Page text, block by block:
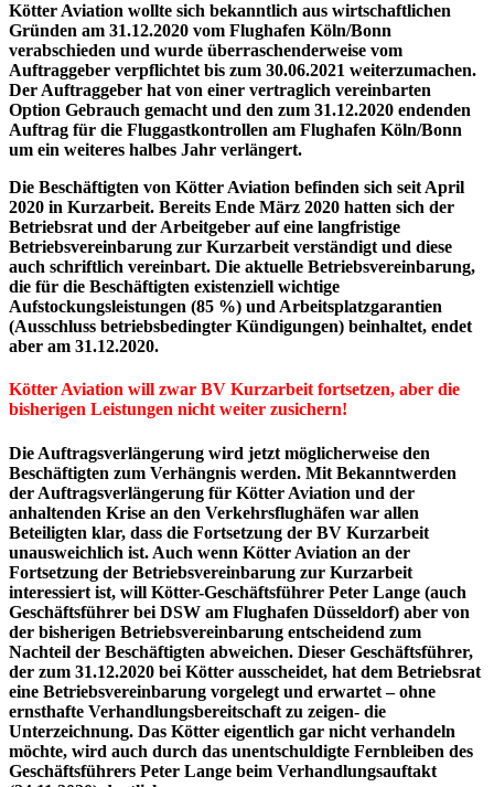
Kötter Aviation wollte sich bekanntlich aus wirtschaftlichen
Gründen am 31.12.2020 vom Flughafen Köln/Bonn
verabschieden und wurde überraschenderweise vom
Auftraggeber verpflichtet bis zum 30.06.2021 weiterzumachen.
Der Auftraggeber hat von einer vertraglich vereinbarten
Option Gebrauch gemacht und den zum 31.12.2020 endenden
Auftrag für die Fluggastkontrollen am Flughafen Köln/Bonn
um ein weiteres halbes Jahr verlängert.
Die Beschäftigten von Kötter Aviation befinden sich seit April
2020 in Kurzarbeit. Bereits Ende März 2020 hatten sich der
Betriebsrat und der Arbeitgeber auf eine langfristige
Betriebsvereinbarung zur Kurzarbeit verständigt und diese
auch schriftlich vereinbart. Die aktuelle Betriebsvereinbarung,
die für die Beschäftigten existenziell wichtige
Aufstockungsleistungen (85 %) und Arbeitsplatzgarantien
(Ausschluss betriebsbedingter Kündigungen) beinhaltet, endet
aber am 31.12.2020.
Kötter Aviation will zwar BV Kurzarbeit fortsetzen, aber die
bisherigen Leistungen nicht weiter zusichern!
Die Auftragsverlängerung wird jetzt möglicherweise den
Beschäftigten zum Verhängnis werden. Mit Bekanntwerden
der Auftragsverlängerung für Kötter Aviation und der
anhaltenden Krise an den Verkehrsflughäfen war allen
Beteiligten klar, dass die Fortsetzung der BV Kurzarbeit
unausweichlich ist. Auch wenn Kötter Aviation an der
Fortsetzung der Betriebsvereinbarung zur Kurzarbeit
interessiert ist, will Kötter-Geschäftsführer Peter Lange (auch
Geschäftsführer bei DSW am Flughafen Düsseldorf) aber von
der bisherigen Betriebsvereinbarung entscheidend zum
Nachteil der Beschäftigten abweichen. Dieser Geschäftsführer,
der zum 31.12.2020 bei Kötter ausscheidet, hat dem Betriebsrat
eine Betriebsvereinbarung vorgelegt und erwartet – ohne
ernsthafte Verhandlungsbereitschaft zu zeigen- die
Unterzeichnung. Das Kötter eigentlich gar nicht verhandeln
möchte, wird auch durch das unentschuldigte Fernbleiben des
Geschäftsführers Peter Lange beim Verhandlungsauftakt